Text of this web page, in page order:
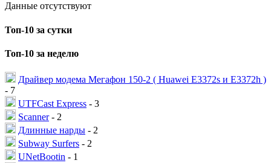
Данные отсутствуют
Топ-10 за сутки
Топ-10 за неделю
Драйвер модема Мегафон 150-2 ( Huawei E3372s и E3372h )
- 7
UTFCast Express - 3
Scanner- 2
Длинные нарды - 2
Subway Surfers - 2
UNetBootin - 1